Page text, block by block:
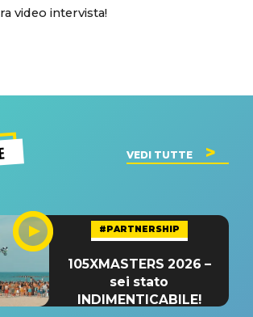
video intervista!
VEDI TUTTE
#PARTNERSHIP
105XMASTERS 2026 –
sei stato
INDIMENTICABILE!